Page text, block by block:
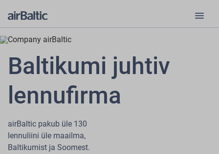
menu
Baltikumi juhtiv
lennufirma
airBaltic pakub üle 130
lennuliini üle maailma,
Baltikumist ja Soomest.